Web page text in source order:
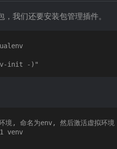
我们还要安装包管理插件。
境, 命名为env, 然后激活虚拟环境
venv